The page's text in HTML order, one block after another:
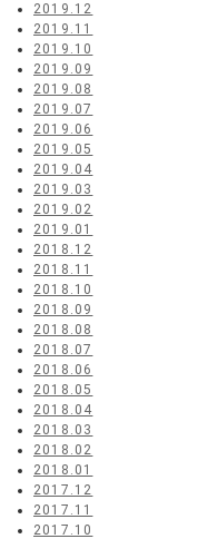
2019.12
2019.11
2019.10
2019.09
2019.08
2019.07
2019.06
2019.05
2019.04
2019.03
2019.02
2019.01
2018.12
2018.11
2018.10
2018.09
2018.08
2018.07
2018.06
2018.05
2018.04
2018.03
2018.02
2018.01
2017.12
2017.11
2017.10